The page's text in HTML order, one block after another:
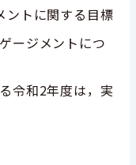
ントに関する目標
ジメントにつ
和2年度は，実